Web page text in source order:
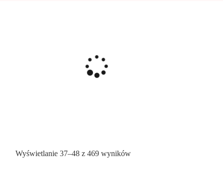
Wyświetlanie 37–48 z 469 wynikówPosortowane